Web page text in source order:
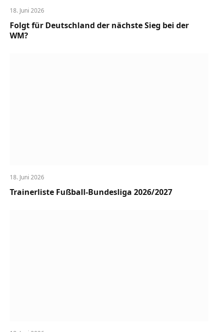
18. Juni 2026
Folgt für Deutschland der nächste Sieg bei der
WM?
18. Juni 2026
Trainerliste Fußball-Bundesliga 2026/2027